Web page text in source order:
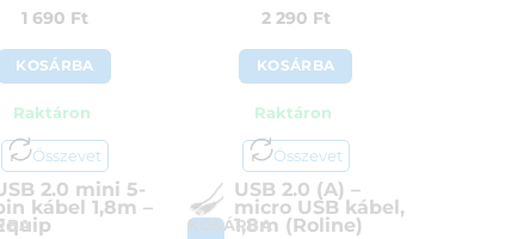
1 690 Ft
KOSÁRBA
Raktáron
Összevet
2.0 mini 5-
kábel 1,8m –
2 290 Ft
KOSÁRBA
Raktáron
Összevet
KOSÁRBA
USB 2.0 (A) –
micro USB kábel,
1,8m (Roline)